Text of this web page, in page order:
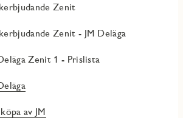
Zenit
Zenit - JM Deläga
Zenit 1 - Prislista
av JM